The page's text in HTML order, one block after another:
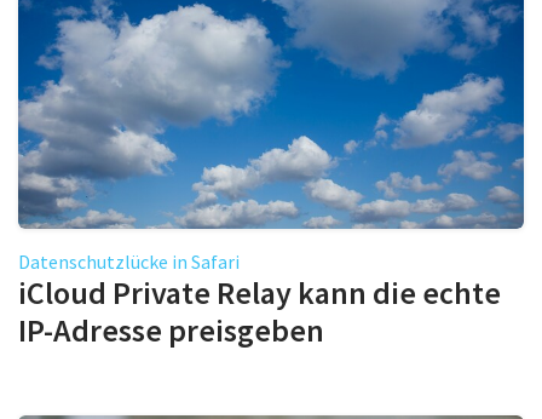
Datenschutzlücke in Safari
iCloud Private Relay kann die echte
IP-Adresse preisgeben